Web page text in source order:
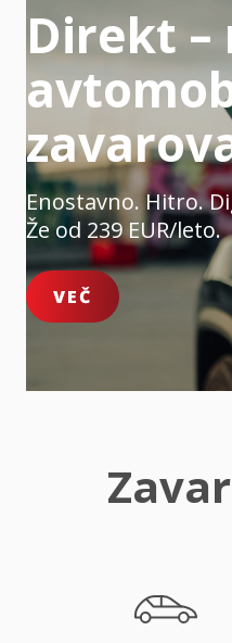
Direkt –
Enostavno. Hitro.
Že od 239 EUR/leto.
VEČ